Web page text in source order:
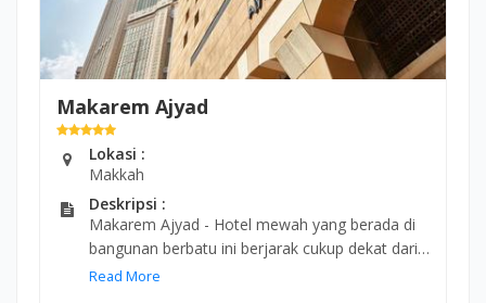
Makarem Ajyad
Lokasi :
Makkah
Deskripsi :
Makarem Ajyad - Hotel mewah yang berada di
bangunan berbatu ini berjarak cukup dekat dari
pelataran Masjid al-Haram dan menara Abraj Al
Read More